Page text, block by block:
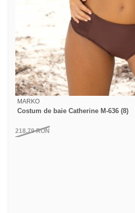
MARKO
Costum de baie Catherine M-636 (8)
218,79RON